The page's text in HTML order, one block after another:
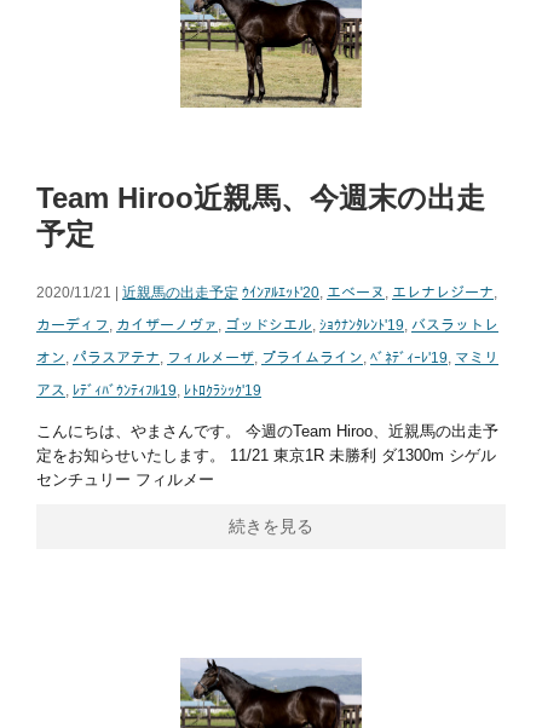
Team Hiroo近親馬、今週末の出走
予定
2020/11/21 | 近親馬の出走予定 ｳｲﾝｱﾙｴｯﾄ'20 エベーヌ エレナレジーナ
カーディフ
カイザーノヴァ ゴッドシエル ｼｮｳﾅﾝﾀﾚﾝﾄ'19 バスラットレ
オン パラスアテナ フィルメーザ プライムライン ﾍﾞﾈﾃﾞｨｰﾚ'19 マミリ
アス
ﾚﾃﾞｨﾊﾞｳﾝﾃｨﾌﾙ19 ﾚﾄﾛｸﾗｼｯｸ'19
こんにちは、やまさんです。 今週のTeam Hiroo、近親馬の出走予
定をお知らせいたします。 11/21 東京1R 未勝利 ダ1300m シゲル
センチュリー フィルメー
続きを見る